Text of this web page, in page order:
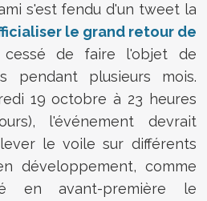
s'est fendu d'un tweet la
le grand retour de
de faire l'objet de
pendant plusieurs mois.
19 octobre à 23 heures
l'événement devrait
le voile sur différents
développement, comme
en avant-première le